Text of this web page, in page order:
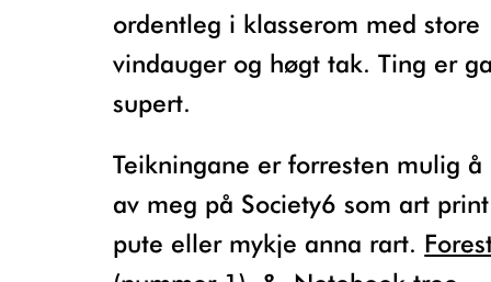
ordentleg i klasserom med store
vindauger og høgt tak. Ting er
supert.
Teikningane er forresten mulig å kjøpe
av meg på Society6 som art
pute eller mykje anna rart.